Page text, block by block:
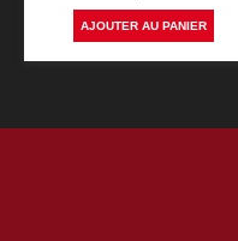
AJOUTER AU PANIER